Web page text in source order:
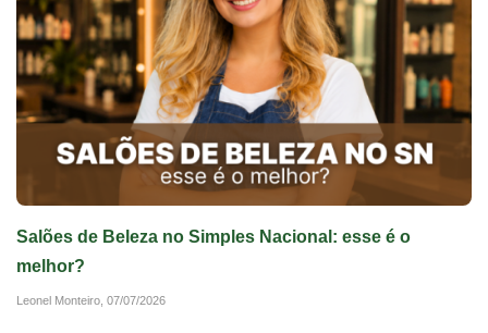
Salões de Beleza no Simples Nacional: esse é o
melhor?
Leonel Monteiro, 07/07/2026